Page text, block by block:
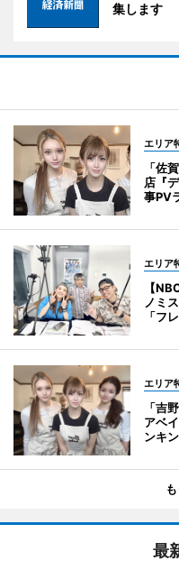
集します
エリア
「佐
店『
事PV
エリア
【
ノミ
「フ
エリア
「吉
アベ
ンキ
最